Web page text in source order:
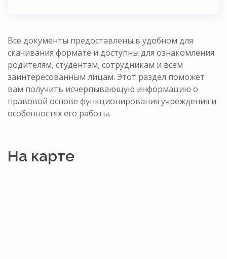
Все документы предоставлены в удобном для
скачивания формате и доступны для ознакомления
родителям, студентам, сотрудникам и всем
заинтересованным лицам. Этот раздел поможет
вам получить исчерпывающую информацию о
правовой основе функционирования учреждения и
особенностях его работы.
На карте